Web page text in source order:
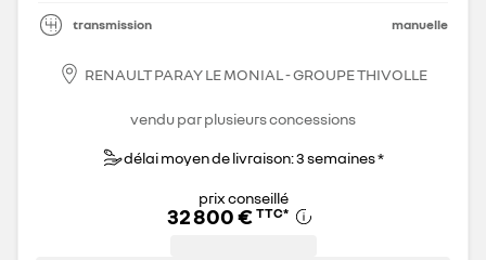
transmission manuelle
RENAULT PARAY LE MONIAL - GROUPE THIVOLLE
vendu par plusieurs concessions
délai moyen de livraison: 3 semaines *
prix conseillé
32 800 € TTC*